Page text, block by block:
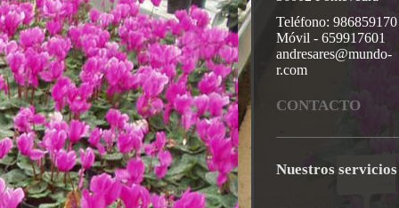
Teléfono: 986859170
Móvil - 659917601
andresares@mundo-
r.com
CONTACTO
Nuestros servicios